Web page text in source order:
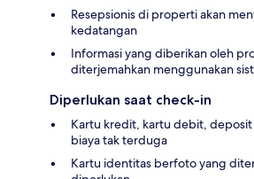
Resepsionis di properti akan
kedatangan
Informasi yang diberikan oleh
diterjemahkan menggunakan
Diperlukan saat check-in
Kartu kredit, kartu debit,
biaya tak terduga
Kartu identitas berfoto yang